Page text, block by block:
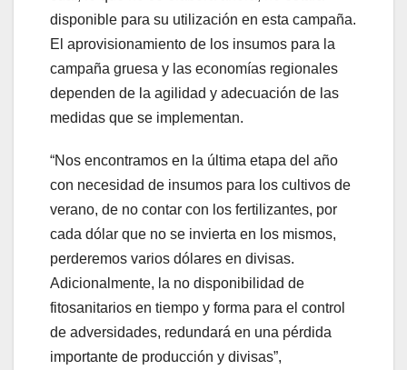
disponible para su utilización en esta campaña.
El aprovisionamiento de los insumos para la
campaña gruesa y las economías regionales
dependen de la agilidad y adecuación de las
medidas que se implementan.
“Nos encontramos en la última etapa del año
con necesidad de insumos para los cultivos de
verano, de no contar con los fertilizantes, por
cada dólar que no se invierta en los mismos,
perderemos varios dólares en divisas.
Adicionalmente, la no disponibilidad de
fitosanitarios en tiempo y forma para el control
de adversidades, redundará en una pérdida
importante de producción y divisas”,